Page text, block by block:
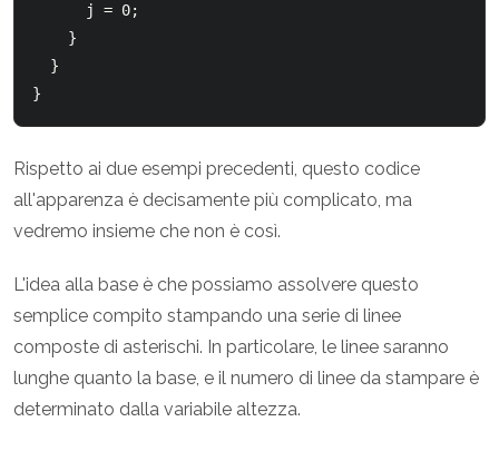
j = 0;
}
}
Rispetto ai due esempi precedenti, questo codice
all'apparenza è decisamente più complicato, ma
vedremo insieme che non è così.
L'idea alla base è che possiamo assolvere questo
semplice compito stampando una serie di linee
composte di asterischi. In particolare, le linee saranno
lunghe quanto la base, e il numero di linee da stampare è
determinato dalla variabile altezza.